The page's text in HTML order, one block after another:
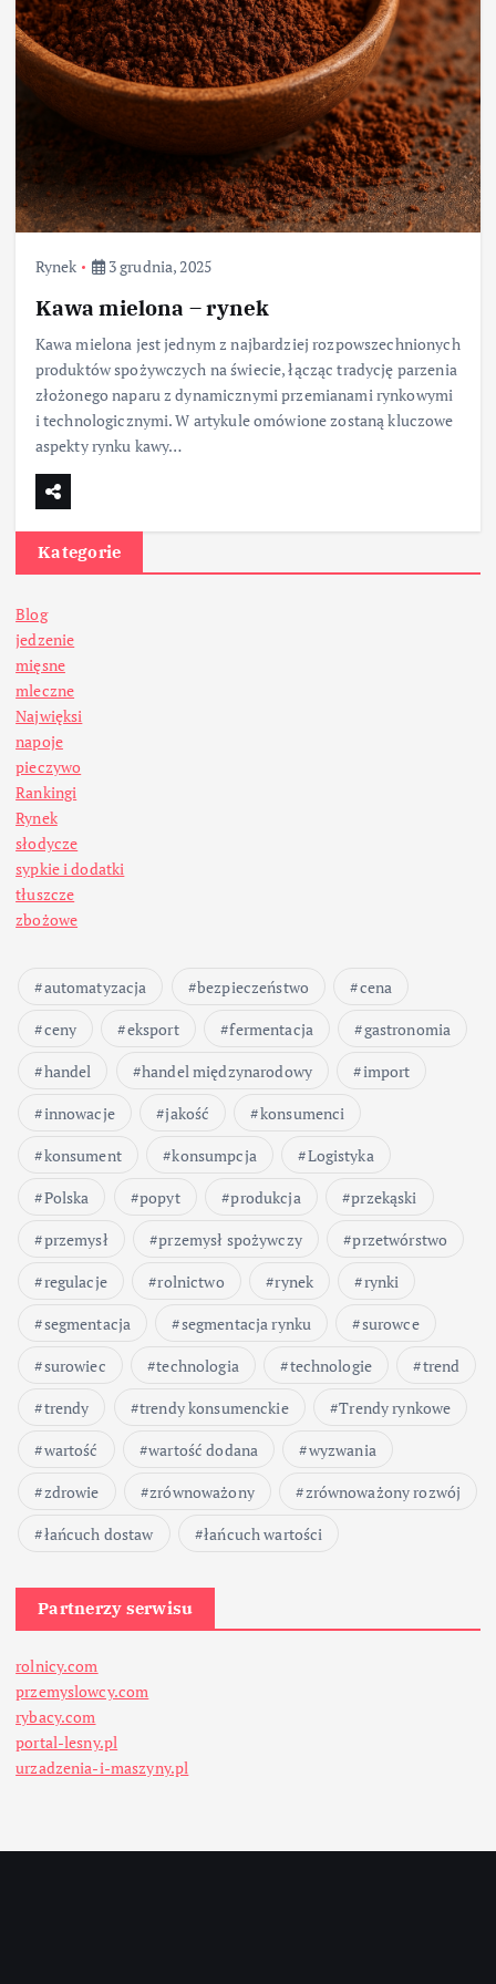
Rynek 3 grudnia, 2025
Kawa mielona – rynek
Kawa mielona jest jednym z najbardziej rozpowszechnionych
produktów spożywczych na świecie, łącząc tradycję parzenia
złożonego naparu z dynamicznymi przemianami rynkowymi
i technologicznymi. W artykule omówione zostaną kluczowe
aspekty rynku kawy…
Kategorie
Blog
jedzenie
mięsne
mleczne
Najwięksi
napoje
pieczywo
Rankingi
Rynek
słodycze
sypkie i dodatki
tłuszcze
zbożowe
automatyzacja bezpieczeństwo
cena
ceny
eksport fermentacja
gastronomia
handel
handel międzynarodowy
import
innowacje
jakość
konsumenci
konsument
konsumpcja
Logistyka
Polska
popyt produkcja
przekąski
przemysł
przemysł spożywczy
przetwórstwo
regulacje
rolnictwo rynek
rynki
segmentacja
segmentacja rynku
surowce
surowiec
technologia technologie
trend
trendy
trendy konsumenckie
Trendy rynkowe
wartość
wartość dodana
wyzwania
zdrowie
zrównoważony
zrównoważony rozwój
łańcuch dostaw
łańcuch wartości
Partnerzy serwisu
rolnicy.com
przemyslowcy.com
rybacy.com
portal-lesny.pl
urzadzenia-i-maszyny.pl